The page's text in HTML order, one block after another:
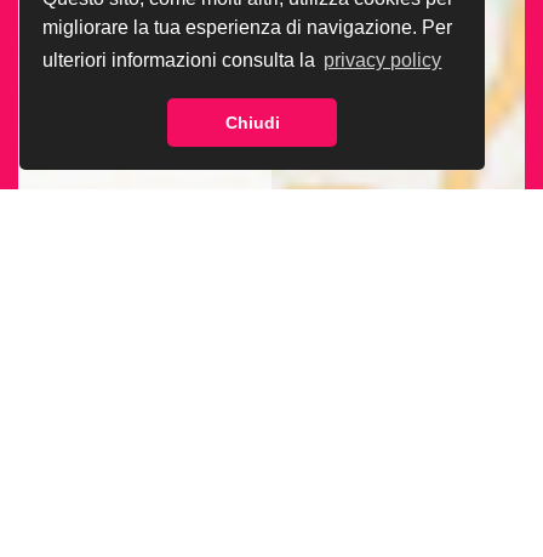
migliorare la tua esperienza di navigazione. Per
ulteriori informazioni consulta la privacy policy
Chiudi